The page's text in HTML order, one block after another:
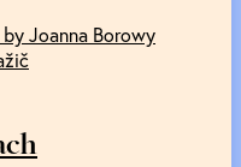
Joanna Borowy